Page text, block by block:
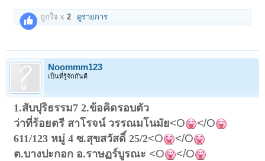
ถูกใจ x2 ดูรายการ
Noommm123
เป็นที่รู้จักกันดี
1.สับปุริธรรม7 2.ข้อคิดรอบตัว
ว่าที่ร้อยตรี สาโรจน์ วรรณมโนมัย<O </O
611/123 หมู่ 4 ซ.สุขสวัสดิ์ 25/2<O </O
ต.บางปะกอก อ.ราษฏร์บูรณะ <O </O